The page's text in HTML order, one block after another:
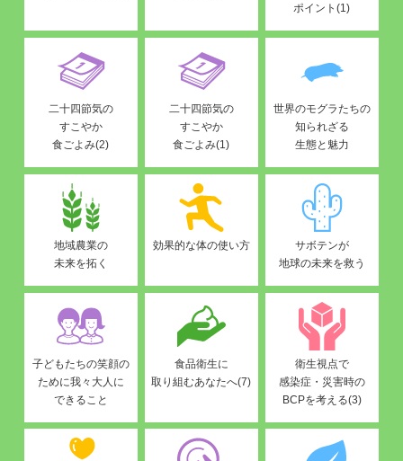
ポイント(1)
二十四節気の
すこやか
食ごよみ(2)
二十四節気の
すこやか
食ごよみ(1)
世界のモグラたちの
知られざる
生態と魅力
地域農業の
未来を拓く
効果的な体の使い方
サボテンが
地球の未来を救う
子どもたちの笑顔の
ために我々大人に
できること
食品衛生に
取り組むあなたへ(7)
衛生視点で
感染症・災害時の
BCPを考える(3)